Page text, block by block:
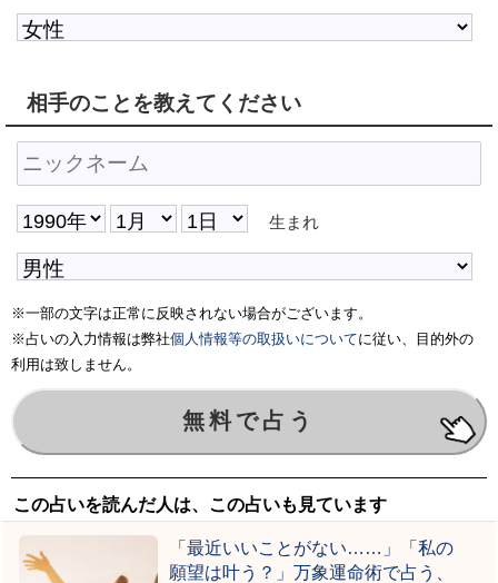
相手のことを教えてください
生まれ
※一部の文字は正常に反映されない場合がございます。
※占いの入力情報は弊社個人情報等の取扱いについてに従い、目的外の
利用は致しません。
この占いを読んだ人は、この占いも見ています
「最近いいことがない……」「私の
願望は叶う？」万象運命術で占う、